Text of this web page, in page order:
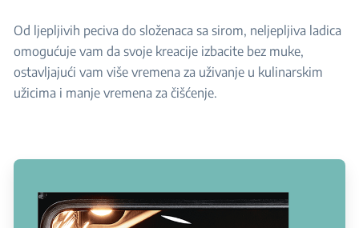
Od ljepljivih peciva do složenaca sa sirom, neljepljiva ladica
omogućuje vam da svoje kreacije izbacite bez muke,
ostavljajući vam više vremena za uživanje u kulinarskim
užicima i manje vremena za čišćenje.